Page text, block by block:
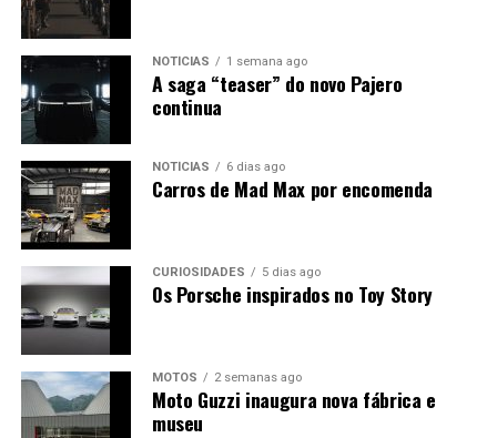
NOTÍCIAS 1 semana ago
A saga “teaser” do novo Pajero
continua
NOTÍCIAS 6 dias ago
Carros de Mad Max por encomenda
CURIOSIDADES 5 dias ago
Os Porsche inspirados no Toy Story
MOTOS 2 semanas ago
Moto Guzzi inaugura nova fábrica e
museu